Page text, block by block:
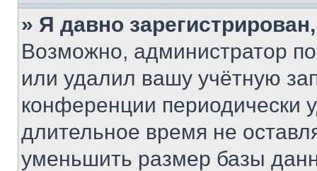
» Я давно
Возможно, администратор
или удалил вашу учётную
конференции периодически
длительное время не
уменьшить размер базы